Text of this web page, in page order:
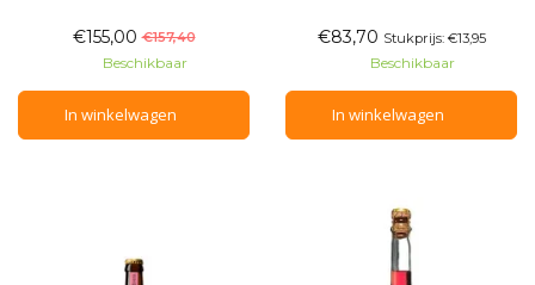
en stille Prisecco Alcoholvrij
voor de feestdagen. De inhoud
(12 flessen) bestaat uit 2
flessen mousserende rosé, 4
flessen mousserend wit, 2
flessen kruidig wit, 2 fle
€155,00 €157,40
Beschikbaar
In winkelwagen
Gault&Millau in Duitsland.
Frisse, fruitige alcoholvrije rode
wijn op basis van Pinot
Meunier, Dornfelder en kersen.
De bio-vegan wijnen
dealcoholiseren we zelf,
€83,70 Stukprijs: €13,95
Beschikbaar
In winkelwagen